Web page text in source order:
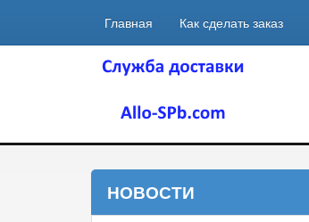
Главная Как сделать заказ
НОВОСТИ